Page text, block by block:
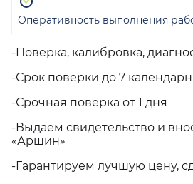
-Поверка, калибровка,
-Срок поверки до 7
-Срочная поверка от 1 дня
-Выдаем свидетельство и
«Аршин»
-Гарантируем лучшую цену,
Оперативность выполнения